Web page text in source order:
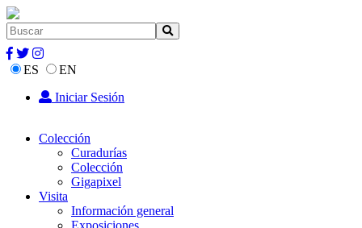
ES
EN
Iniciar Sesión
Colección
Curadurías
Colección
Gigapixel
Visita
Información general
Exposiciones